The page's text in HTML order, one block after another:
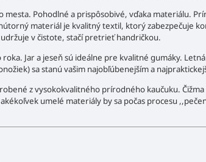
mesta. Pohodlné a prispôsobivé, vďaka materiálu.
materiál je kvalitný textil, ktorý zabezpečuje
v čistote, stačí pretrieť handričkou.
roka. Jar a jeseň sú ideálne pre kvalitné gumáky.
sa stanú vašim najobľúbenejším a
z vysokokvalitného prírodného kaučuku.
umelé materiály by sa počas procesu